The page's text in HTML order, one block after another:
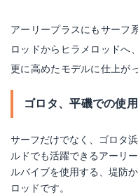
アーリープラスにもサーフ
ロッドからヒラメロッドへ
更に高めたモデルに仕上が
ゴロタ、平磯での使
サーフだけでなく、ゴロタ
ルドでも活躍できるアーリ
ルバイブを使用する、堤防
ロッドです。